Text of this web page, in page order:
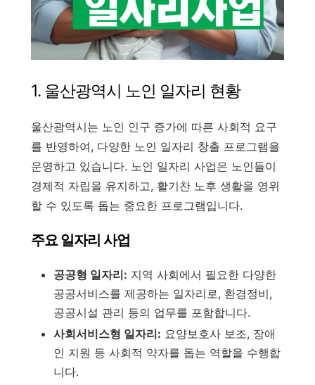
1. 울산광역시 노인 일자리 현황
울산광역시는 노인 인구 증가에 따른 사회적 요구
를 반영하여, 다양한 노인 일자리 창출 프로그램을
운영하고 있습니다. 노인 일자리 사업은 노인들이
경제적 자립을 유지하고, 활기찬 노후 생활을 영위
할 수 있도록 돕는 중요한 프로그램입니다.
주요 일자리 사업
공공형 일자리: 지역 사회에서 필요한 다양한
공공서비스를 제공하는 일자리로, 환경정비,
공공시설 관리 등의 업무를 포함합니다.
사회서비스형 일자리: 요양보호사 보조, 장애
인 지원 등 사회적 약자를 돕는 역할을 수행합
니다.